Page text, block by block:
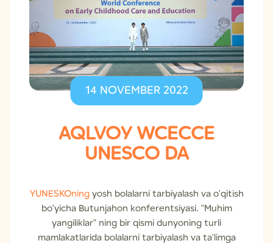
14 NOVEMBER 2022
AQLVOУ WCECCE
UNESCO DA
YUNESKOning yosh bolalarni tarbiyalash va o'qitish
bo'yicha Butunjahon konferentsiyasi. "Muhim
yangiliklar" ning bir qismi dunyoning turli
mamlakatlarida bolalarni tarbiyalash va ta'limga